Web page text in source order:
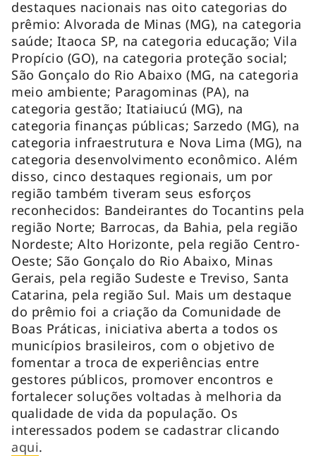
destaques nacionais nas oito categorias do
prêmio: Alvorada de Minas (MG), na categoria
saúde; Itaoca SP, na categoria educação; Vila
Propício (GO), na categoria proteção social;
São Gonçalo do Rio Abaixo (MG, na categoria
meio ambiente; Paragominas (PA), na
categoria gestão; Itatiaiucú (MG), na
categoria finanças públicas; Sarzedo (MG), na
categoria infraestrutura e Nova Lima (MG), na
categoria desenvolvimento econômico. Além
disso, cinco destaques regionais, um por
região também tiveram seus esforços
reconhecidos: Bandeirantes do Tocantins pela
região Norte; Barrocas, da Bahia, pela região
Nordeste; Alto Horizonte, pela região Centro-
Oeste; São Gonçalo do Rio Abaixo, Minas
Gerais, pela região Sudeste e Treviso, Santa
Catarina, pela região Sul. Mais um destaque
do prêmio foi a criação da Comunidade de
Boas Práticas, iniciativa aberta a todos os
municípios brasileiros, com o objetivo de
fomentar a troca de experiências entre
gestores públicos, promover encontros e
fortalecer soluções voltadas à melhoria da
qualidade de vida da população. Os
interessados podem se cadastrar clicando
aqui.